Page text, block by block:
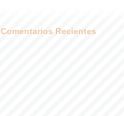
Comentarios Recientes